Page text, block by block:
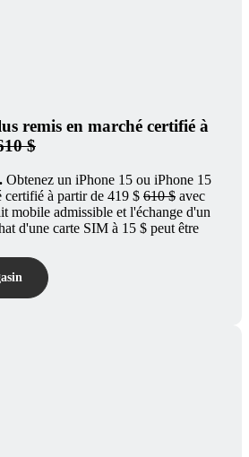
remis en marché certifié à
$
Obtenez un iPhone 15 ou iPhone 15
certifié à partir de 419 $ 610 $ avec
mobile admissible et l'échange d'un
d'une carte SIM à 15 $ peut être